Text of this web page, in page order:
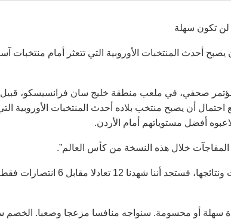
لن تكون سهلة
مؤتمر صحفي، في ملعب منطقة خليج سان فرانسيسكو،
احتمال أن يصبح منتخب بلاده أحدث المنتخبات الأوروبية
أفضل مستوياتهم أمام الأردن.
خلال هذه النسخة من كأس العالم”.
وتابع: “إذا نظرت إلى
سهلة أو محسومة. سنواجه منافسا مزعجا وصعبا. الخصم